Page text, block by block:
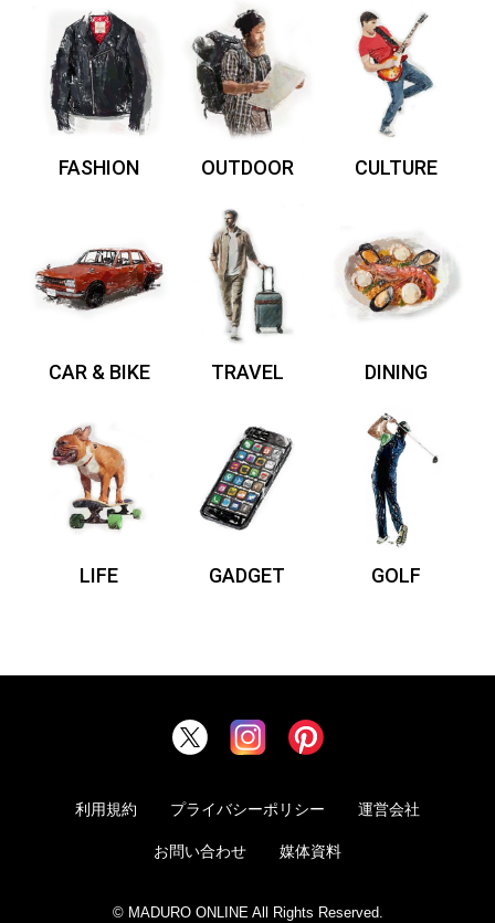
FASHION OUTDOOR CULTURE
CAR & BIKE TRAVEL DINING
LIFE GADGET GOLF
利用規約 プライバシーポリシー 運営会社
お問い合わせ 媒体資料
© MADURO ONLINE All Rights Reserved.